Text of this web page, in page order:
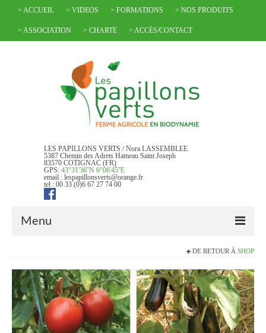
> ACCUEIL > VIDEOS > FORMATIONS > NOS PRODUITS
> ASSOCIATION > CHARTE > ACCÈS/CONTACT
LES PAPILLONS VERTS / Nora LASSEMBLEE
5387 Chemin des Adrets Hameau Saint Joseph
83570 COTIGNAC (FR)
GPS: 43°31'36''N 6°06'45''E
email : lespapillonsverts@orange.fr
tel : 00 33 (0)6 67 27 74 00
Menu
> VIDEOS
> FORMATIONS
> NOS PRODUITS
DE RETOUR À SHOP